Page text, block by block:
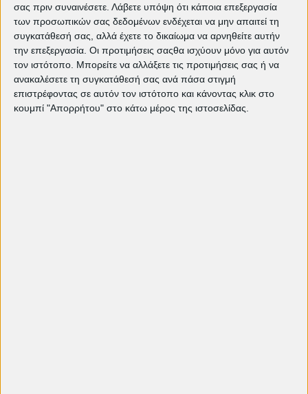
σας πριν συναινέσετε. Λάβετε υπόψη ότι κάποια επεξεργασία
των προσωπικών σας δεδομένων ενδέχεται να μην απαιτεί τη
συγκατάθεσή σας, αλλά έχετε το δικαίωμα να αρνηθείτε αυτήν
την επεξεργασία. Οι προτιμήσεις σαςθα ισχύουν μόνο για αυτόν
τον ιστότοπο. Μπορείτε να αλλάξετε τις προτιμήσεις σας ή να
ανακαλέσετε τη συγκατάθεσή σας ανά πάσα στιγμή
επιστρέφοντας σε αυτόν τον ιστότοπο και κάνοντας κλικ στο
κουμπί "Απορρήτου" στο κάτω μέρος της ιστοσελίδας.
Πρόγραμμα Αύγουστος - Σεπτέμβριος
2017>>
Πρόγραμμα 2017 >>
Δείτε ακόμη: